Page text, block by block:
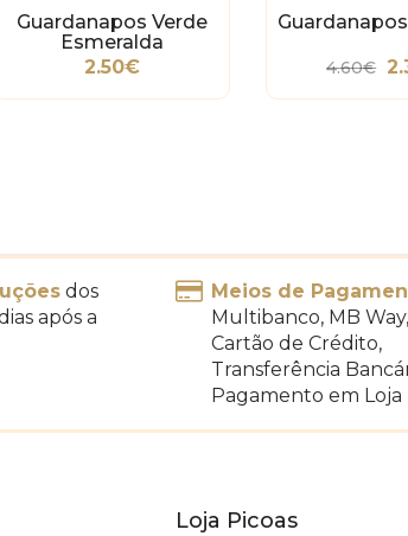
Guardanapos Verde
Esmeralda
2.50€
4.60€
dos
após a
Meios de
Multibanco, MB
Cartão de Crédito,
Transferência
Pagamento em Loja
Loja Picoas